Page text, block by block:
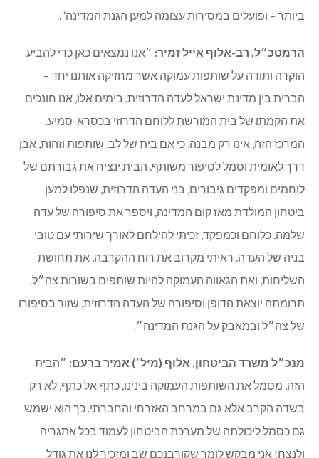
ביותר – ופועלים במסירות עצומה למען הגנת המדינה”.
הרמטכ״ל, רב-אלוף אייל זמיר: ״אנו נמצאים כאן כדי להביע
הוקרה ותודה על שותפות עמוקה אשר מחזיקה אותנו יחד –
הברית בין מדינת ישראל לעדה הדרוזית. בימים אלו, אנו חונכים
את הקמתו של בית המורשת ללוחם הדרוזי בכסרא-סמיע.
המרכז הזה, אינו רק מבנה, כי אם בית של לב, שותפות וזהות, אבן
דרך לאומית וסמל לסיפור משותף. הבית ינציח את גבורתם של
לוחמים ומפקדים גיבורים, בני העדה הדרוזית, שנפלו למען
ביטחון המולדת מאז קום המדינה, ויספר את סיפורה של עדה
שלמה. כלוחם וכמפקד, זכיתי להילחם לאורך שירותי עם טובי
בניה של העדה. ראיתי מקרוב את רוח ההקרבה, את תחושת
השליחות, ואת הגאווה העמוקה להיות שותפים בשורות צה״ל.
תרומתה יוצאת הדופן וסיפורה של העדה הדרוזית, שזור בסיפורו
של צה״ל ובמאבק על הגנת המדינה״.
מנכ״ל משרד הביטחון, אלוף (מיל׳) אמיר ברעם: ״הבית
הזה, מסמל את השותפות העמוקה בינינו, כתף אל כתף, לא רק
בשדה הקרב אלא גם במרחב האזרחי והחברתי. כך הוא ישמש
גם כסמל ליכולתה של מערכת הביטחון לעמוד בכל אתגריה
ולנצח! אני מבקש לומר שקורבנכם שב ומזכיר לנו את גודל